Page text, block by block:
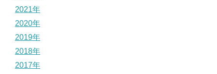
2021年
2020年
2019年
2018年
2017年